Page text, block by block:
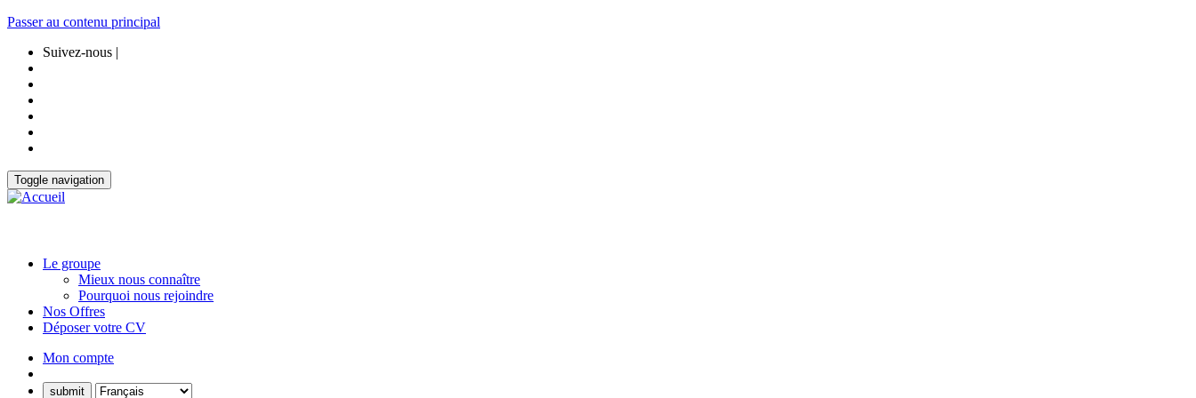
Passer au contenu principal
Suivez-nous |
Toggle navigation
Le groupe
Mieux nous connaître
Pourquoi nous rejoindre
Nos Offres
Déposer votre CV
Mon compte